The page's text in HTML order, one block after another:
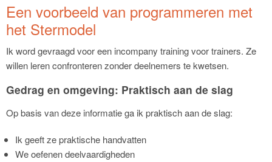
Een voorbeeld van programmeren met
het Stermodel
Ik word gevraagd voor een incompany training voor trainers. Ze
willen leren confronteren zonder deelnemers te kwetsen.
Gedrag en omgeving: Praktisch aan de slag
Op basis van deze informatie ga ik praktisch aan de slag:
Ik geeft ze praktische handvatten
We oefenen deelvaardigheden